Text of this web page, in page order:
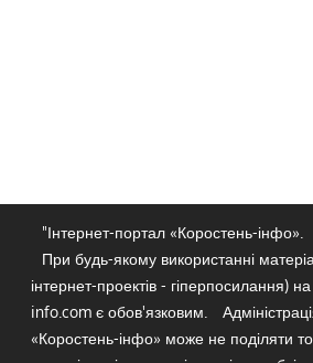
"Інтернет-портал «Коростень-інфо».
При будь-якому використанні
інтернет-проектів - гіперпосилання)
info.com є обов'язковим.
«Коростень-інфо» може не поділяти